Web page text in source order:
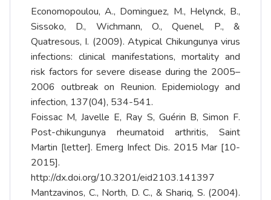
Economopoulou, A., Dominguez, M., Helynck, B.,
Sissoko, D., Wichmann, O., Quenel, P., &
Quatresous, I. (2009). Atypical Chikungunya virus
infections: clinical manifestations, mortality and
risk factors for severe disease during the 2005–
2006 outbreak on Reunion. Epidemiology and
infection, 137(04), 534-541.
Foissac M, Javelle E, Ray S, Guérin B, Simon F.
Post-chikungunya rheumatoid arthritis, Saint
Martin [letter]. Emerg Infect Dis. 2015 Mar [10-
2015].
http://dx.doi.org/10.3201/eid2103.141397
Mantzavinos, C., North, D. C., & Shariq, S. (2004).